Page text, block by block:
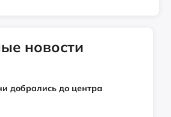
новости
добрались до центра